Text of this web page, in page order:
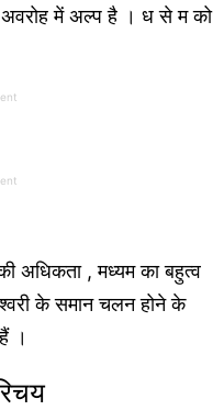
में अल्प है । ध से म को
अधिकता , मध्यम का बहुत्व
के समान चलन होने के
।